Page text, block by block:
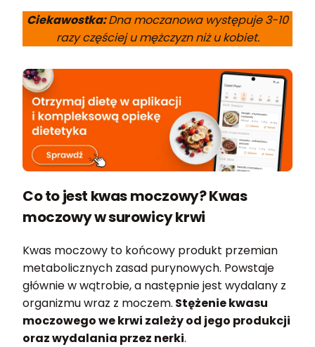
Ciekawostka:Dna moczanowa występuje 3-10
razy częściej u mężczyzn niż u kobiet.
Co to jest kwas moczowy? Kwas
moczowy w surowicy krwi
Kwas moczowy to końcowy produkt przemian
metabolicznych zasad purynowych. Powstaje
głównie w wątrobie, a następnie jest wydalany z
organizmu wraz z moczem. Stężenie kwasu
moczowego we krwi zależy od jego produkcji
oraz wydalania przez nerki.